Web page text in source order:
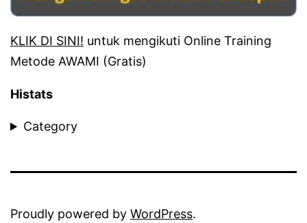
KLIK DI SINI! untuk mengikuti Online Training
Metode AWAMI (Gratis)
Histats
Category
Proudly powered by WordPress.